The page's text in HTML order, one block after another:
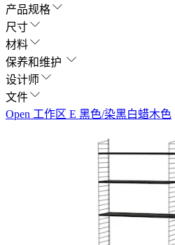
产品规格
尺寸
材料
保养和维护
设计师
文件
Open 工作区 E 黑色/染黑白蜡木色